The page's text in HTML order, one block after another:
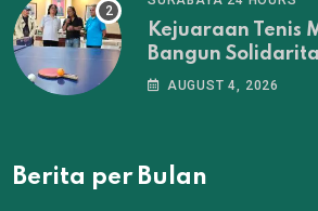
Kejuaraan Tenis
Bangun
DPRD Surabaya
AUGUST 4, 2026
Berita per Bulan